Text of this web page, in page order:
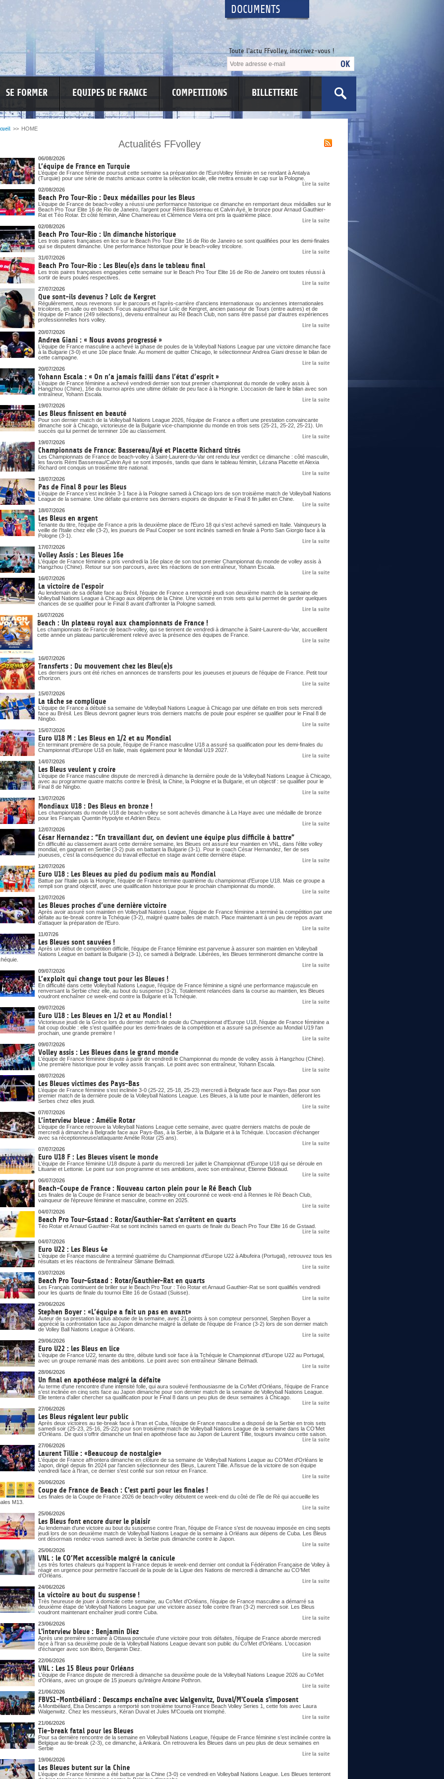
DOCUMENTS
Toute l'actu FFvolley, inscrivez-vous !
SE FORMER EQUIPES DE FRANCE COMPETITIONS BILLETTERIE
INFORMATIONS CORONAVIRUS
SITUATION SANITAIRE
COVID-19
>> HOME
Actualités FFvolley
06/08/2026
L’équipe de France en Turquie
L’équipe de France féminine poursuit cette semaine sa préparation de l’EuroVolley féminin en se rendant à Antalya
(Turquie) pour une série de matchs amicaux contre la sélection locale, elle mettra ensuite le cap sur la Pologne.
Lire la suite
02/08/2026
Beach Pro Tour-Rio : Deux médailles pour les Bleus
L’équipe de France de beach-volley a réussi une performance historique ce dimanche en remportant deux médailles sur le
Beach Pro Tour Elite 16 de Rio de Janeiro, l’argent pour Rémi Bassereau et Calvin Ayé, le bronze pour Arnaud Gauthier-
Rat et Téo Rotar. Et côté féminin, Aline Chamereau et Clémence Vieira ont pris la quatrième place.
Lire la suite
02/08/2026
Beach Pro Tour-Rio : Un dimanche historique
Les trois paires françaises en lice sur le Beach Pro Tour Elite 16 de Rio de Janeiro se sont qualifiées pour les demi-finales
qui se disputent dimanche. Une performance historique pour le beach-volley tricolore.
Lire la suite
31/07/2026
Beach Pro Tour-Rio : Les Bleu(e)s dans le tableau final
Les trois paires françaises engagées cette semaine sur le Beach Pro Tour Elite 16 de Rio de Janeiro ont toutes réussi à
sortir de leurs poules respectives.
Lire la suite
27/07/2026
Que sont-ils devenus ? Loïc de Kergret
Régulièrement, nous revenons sur le parcours et l’après-carrière d’anciens internationaux ou anciennes internationales
tricolores, en salle ou en beach. Focus aujourd’hui sur Loïc de Kergret, ancien passeur de Tours (entre autres) et de
l’équipe de France (249 sélections), devenu entraîneur au Ré Beach Club, non sans être passé par d’autres expériences
professionnelles hors volley.
Lire la suite
20/07/2026
Andrea Giani : « Nous avons progressé »
L’équipe de France masculine a achevé la phase de poules de la Volleyball Nations League par une victoire dimanche face
à la Bulgarie (3-0) et une 10e place finale. Au moment de quitter Chicago, le sélectionneur Andrea Giani dresse le bilan de
cette campagne.
Lire la suite
20/07/2026
Yohann Escala : « On n’a jamais failli dans l’état d’esprit »
L’équipe de France féminine a achevé vendredi dernier son tout premier championnat du monde de volley assis à
Hangzhou (Chine), 16e du tournoi après une ultime défaite de peu face à la Hongrie. L’occasion de faire le bilan avec son
entraîneur, Yohann Escala.
Lire la suite
19/07/2026
Les Bleus finissent en beauté
Pour son dernier match de la Volleyball Nations League 2026, l'équipe de France a offert une prestation convaincante
dimanche soir à Chicago, victorieuse de la Bulgarie vice-championne du monde en trois sets (25-21, 25-22, 25-21). Un
succès qui lui permet de terminer 10e au classement.
Lire la suite
19/07/2026
Championnats de France: Bassereau/Ayé et Placette Richard titrés
Les Championnats de France de beach-volley à Saint-Laurent-du-Var ont rendu leur verdict ce dimanche : côté masculin,
les favoris Rémi Bassereau/Calvin Ayé se sont imposés, tandis que dans le tableau féminin, Lézana Placette et Alexia
Richard ont conquis un troisième titre national.
Lire la suite
18/07/2026
Pas de Final 8 pour les Bleus
L’équipe de France s’est inclinée 3-1 face à la Pologne samedi à Chicago lors de son troisième match de Volleyball Nations
League de la semaine. Une défaite qui enterre ses derniers espoirs de disputer le Final 8 fin juillet en Chine.
Lire la suite
18/07/2026
Les Bleus en argent
Tenante du titre, l'équipe de France a pris la deuxième place de l'Euro 18 qui s'est achevé samedi en Italie. Vainqueurs la
veille de l'Italie chez elle (3-2), les joueurs de Paul Cooper se sont inclinés samedi en finale à Porto San Giorgio face à la
Pologne (3-1).
Lire la suite
17/07/2026
Volley Assis : Les Bleues 16e
L'équipe de France féminine a pris vendredi la 16e place de son tout premier Championnat du monde de volley assis à
Hangzhou (Chine). Retour sur son parcours, avec les réactions de son entraîneur, Yohann Escala.
Lire la suite
16/07/2026
La victoire de l'espoir
Au lendemain de sa défaite face au Brésil, l'équipe de France a remporté jeudi son deuxième match de la semaine de
Volleyball Nations League à Chicago aux dépens de la Chine. Une victoire en trois sets qui lui permet de garder quelques
chances de se qualifier pour le Final 8 avant d'affronter la Pologne samedi.
Lire la suite
16/07/2026
Beach : Un plateau royal aux championnats de France !
Les championnats de France de beach-volley, qui se tiennent de vendredi à dimanche à Saint-Laurent-du-Var, accueillent
cette année un plateau particulièrement relevé avec la présence des équipes de France.
Lire la suite
16/07/2026
Transferts : Du mouvement chez les Bleu(e)s
Les derniers jours ont été riches en annonces de transferts pour les joueuses et joueurs de l’équipe de France. Petit tour
d’horizon.
Lire la suite
15/07/2026
La tâche se complique
L’équipe de France a débuté sa semaine de Volleyball Nations League à Chicago par une défaite en trois sets mercredi
face au Brésil. Les Bleus devront gagner leurs trois derniers matchs de poule pour espérer se qualifier pour le Final 8 de
Ningbo.
Lire la suite
15/07/2026
Euro U18 M : Les Bleus en 1/2 et au Mondial
En terminant première de sa poule, l'équipe de France masculine U18 a assuré sa qualification pour les demi-finales du
Championnat d'Europe U18 en Italie, mais également pour le Mondial U19 2027.
Lire la suite
14/07/2026
Les Bleus veulent y croire
L’équipe de France masculine dispute de mercredi à dimanche la dernière poule de la Volleyball Nations League à Chicago,
avec au programme quatre matchs contre le Brésil, la Chine, la Pologne et la Bulgarie, et un objectif : se qualifier pour le
Final 8 de Ningbo.
Lire la suite
13/07/2026
Mondiaux U18 : Des Bleus en bronze !
Les championnats du monde U18 de beach-volley se sont achevés dimanche à La Haye avec une médaille de bronze
pour les Français Quentin Hypolyte et Adrien Bezu.
Lire la suite
12/07/2026
César Hernandez : “En travaillant dur, on devient une équipe plus difficile à battre”
En difficulté au classement avant cette dernière semaine, les Bleues ont assuré leur maintien en VNL, dans l’élite volley
mondial, en gagnant en Serbie (3-2) puis en battant la Bulgarie (3-1). Pour le coach César Hernandez, fier de ses
joueuses, c’est la conséquence du travail effectué en stage avant cette dernière étape.
Lire la suite
12/07/2026
Euro U18 : Les Bleues au pied du podium mais au Mondial
Battue par l'Italie puis la Hongrie, l'équipe de France termine quatrième du championnat d'Europe U18. Mais ce groupe a
rempli son grand objectif, avec une qualification historique pour le prochain championnat du monde.
Lire la suite
12/07/2026
Les Bleues proches d’une dernière victoire
Après avoir assuré son maintien en Volleyball Nations League, l’équipe de France féminine a terminé la compétition par une
défaite au tie-break contre la Tchéquie (3-2), malgré quatre balles de match. Place maintenant à un peu de repos avant
d’attaquer la préparation de l’Euro.
Lire la suite
11/07/26
Les Bleues sont sauvées !
Après un début de compétition difficile, l’équipe de France féminine est parvenue à assurer son maintien en Volleyball
Nations League en battant la Bulgarie (3-1), ce samedi à Belgrade. Libérées, les Bleues termineront dimanche contre la
Lire la suite
09/07/2026
L’exploit qui change tout pour les Bleues !
En difficulté dans cette Volleyball Nations League, l’équipe de France féminine a signé une performance majuscule en
renversant la Serbie chez elle, au bout du suspense (3-2). Totalement relancées dans la course au maintien, les Bleues
voudront enchaîner ce week-end contre la Bulgarie et la Tchéquie.
Lire la suite
09/07/2026
Euro U18 : Les Bleues en 1/2 et au Mondial !
Victorieuse jeudi de la Grèce lors du dernier match de poule du Championnat d'Europe U18, l'équipe de France féminine a
fait coup double : elle s'est qualifiée pour les demi-finales de la compétition et a assuré sa présence au Mondial U19 l'an
prochain, une grande première !
Lire la suite
09/07/2026
Volley assis : Les Bleues dans le grand monde
L'équipe de France féminine dispute à partir de vendredi le Championnat du monde de volley assis à Hangzhou (Chine).
Une première historique pour le volley assis français. Le point avec son entraîneur, Yohann Escala.
Lire la suite
08/07/2026
Les Bleues victimes des Pays-Bas
L’équipe de France féminine s’est inclinée 3-0 (25-22, 25-18, 25-23) mercredi à Belgrade face aux Pays-Bas pour son
premier match de la dernière poule de la Volleyball Nations League. Les Bleues, à la lutte pour le maintien, défieront les
Serbes chez elles jeudi.
Lire la suite
07/07/2026
L’interview bleue : Amélie Rotar
L’équipe de France retrouve la Volleyball Nations League cette semaine, avec quatre derniers matchs de poule de
mercredi à dimanche à Belgrade face aux Pays-Bas, à la Serbie, à la Bulgarie et à la Tchéquie. L’occasion d’échanger
avec sa réceptionneuse/attaquante Amélie Rotar (25 ans).
Lire la suite
07/07/2026
Euro U18 F : Les Bleues visent le monde
L'équipe de France féminine U18 dispute à partir du mercredi 1er juillet le Championnat d'Europe U18 qui se déroule en
Lituanie et Lettonie. Le point sur son programme et ses ambitions, avec son entraîneur, Etienne Bideaud.
Lire la suite
06/07/2026
Beach-Coupe de France : Nouveau carton plein pour le Ré Beach Club
Les finales de la Coupe de France senior de beach-volley ont couronné ce week-end à Rennes le Ré Beach Club,
vainqueur de l'épreuve féminine et masculine, comme en 2025.
Lire la suite
04/07/2026
Beach Pro Tour-Gstaad : Rotar/Gauthier-Rat s'arrêtent en quarts
Téo Rotar et Arnaud Gauthier-Rat se sont inclinés samedi en quarts de finale du Beach Pro Tour Elite 16 de Gstaad.
Lire la suite
04/07/2026
Euro U22 : Les Bleus 4e
L'équipe de France masculine a terminé quatrième du Championnat d'Europe U22 à Albufeira (Portugal), retrouvez tous les
résultats et les réactions de l'entraîneur Slimane Belmadi.
Lire la suite
03/07/2026
Beach Pro Tour-Gstaad : Rotar/Gauthier-Rat en quarts
Les Français continuent de briller sur le Beach Pro Tour : Téo Rotar et Arnaud Gauthier-Rat se sont qualifiés vendredi
pour les quarts de finale du tournoi Elite 16 de Gstaad (Suisse).
Lire la suite
29/06/2026
Stephen Boyer : «L’équipe a fait un pas en avant»
Auteur de sa prestation la plus aboutie de la semaine, avec 21 points à son compteur personnel, Stephen Boyer a
apprécié la confrontation face au Japon dimanche malgré la défaite de l’équipe de France (3-2) lors de son dernier match
de Volley Ball Nations League à Orléans.
Lire la suite
29/06/2026
Euro U22 : les Bleus en lice
L'équipe de France U22, tenante du titre, débute lundi soir face à la Tchéquie le Championnat d'Europe U22 au Portugal,
avec un groupe remanié mais des ambitions. Le point avec son entraîneur Slimane Belmadi.
Lire la suite
28/06/2026
Un final en apothéose malgré la défaite
Au terme d'une rencontre d'une intensité folle, qui aura soulevé l'enthousiasme de la Co'Met d'Orléans, l'équipe de France
s'est inclinée en cinq sets face au Japon dimanche pour son dernier match de la semaine de Volleyball Nations League.
Elle tentera d'aller chercher sa qualification pour le Final 8 dans un peu plus de deux semaines à Chicago.
Lire la suite
27/06/2026
Les Bleus régalent leur public
Après deux victoires au tie-break face à l’Iran et Cuba, l’équipe de France masculine a disposé de la Serbie en trois sets
samedi soir (25-23, 25-16, 25-22) pour son troisième match de Volleyball Nations League de la semaine dans la CO’Met
d’Orléans. De quoi s’offrir dimanche un final en apothéose face au Japon de Laurent Tillie, toujours invaincu cette saison.
Lire la suite
27/06/2026
Laurent Tillie : «Beaucoup de nostalgie»
L'équipe de France affrontera dimanche en clôture de sa semaine de Volleyball Nations League au CO'Met d'Orléans le
Japon, dirigé depuis fin 2024 par l'ancien sélectionneur des Bleus, Laurent Tillie. A l'issue de la victoire de son équipe
vendredi face à l'Iran, ce dernier s'est confié sur son retour en France.
Lire la suite
26/06/2026
Coupe de France de Beach : C'est parti pour les finales !
Les finales de la Coupe de France 2026 de beach-volley débutent ce week-end du côté de l'île de Ré qui accueille les
M13.
Lire la suite
25/06/2026
Les Bleus font encore durer le plaisir
Au lendemain d'une victoire au bout du suspense contre l'Iran, l'équipe de France s'est de nouveau imposée en cinq septs
jeudi lors de son deuxième match de Volleyball Nations League de la semaine à Orléans aux dépens de Cuba. Les Bleus
ont désormais rendez-vous samedi avec la Serbie puis dimanche contre le Japon.
Lire la suite
25/06/2026
VNL : le CO’Met accessible malgré la canicule
Les très fortes chaleurs qui frappent la France depuis le week-end dernier ont conduit la Fédération Française de Volley à
réagir en urgence pour permettre l’accueil de la poule de la Ligue des Nations de mercredi à dimanche au CO’Met
d’Orléans.
Lire la suite
24/06/2026
La victoire au bout du suspense !
Très heureuse de jouer à domicile cette semaine, au Co’Met d’Orléans, l’équipe de France masculine a démarré sa
deuxième étape de Volleyball Nations League par une victoire assez folle contre l’Iran (3-2) mercredi soir. Les Bleus
voudront maintenant enchaîner jeudi contre Cuba.
Lire la suite
23/06/2026
L'interview bleue : Benjamin Diez
Après une première semaine à Ottawa ponctuée d'une victoire pour trois défaites, l'équipe de France aborde mercredi
face à l'Iran sa deuxième poule de la Volleyball Nations League devant son public du Co'Met d'Orléans. L'occasion
d'échanger avec son libéro, Benjamin Diez.
Lire la suite
22/06/2026
VNL : Les 15 Bleus pour Orléans
L'équipe de France dispute de mercredi à dimanche sa deuxième poule de la Volleyball Nations League 2026 au Co'Met
d'Orléans, avec un groupe de 15 joueurs qu'intègre Antoine Pothron.
Lire la suite
21/06/2026
FBVS1-Montbéliard : Descamps enchaîne avec Walgenvitz, Duval/M'Couela s'imposent
A Montbéliard, Elsa Descamps a remporté son troisième tournoi France Beach Volley Series 1, cette fois avec Laura
Walgenwitz. Chez les messieurs, Kéran Duval et Jules M'Couela ont triomphé.
Lire la suite
21/06/2026
Tie-break fatal pour les Bleues
Pour sa dernière rencontre de la semaine en Volleyball Nations League, l’équipe de France féminine s’est inclinée contre la
Belgique au tie-break (2-3), ce dimanche, à Ankara. On retrouvera les Bleues dans un peu plus de deux semaines en
Serbie
Lire la suite
19/06/2026
Les Bleues butent sur la Chine
L’équipe de France féminine a été battue par la Chine (3-0) ce vendredi en Volleyball Nations League. Les Bleues tenteront